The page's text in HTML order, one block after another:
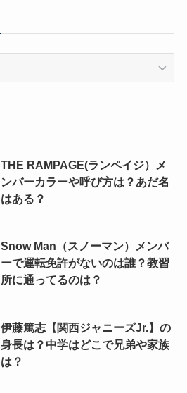
THE RAMPAGE(ランペイジ）メ
ンバーカラーや呼び方は？あだ名
はある？
Snow Man（スノーマン）メンバ
ーで運転免許がないのは誰？教習
所に通ってるのは？
伊藤篤志【関西ジャニーズJr.】の
身長は？中学はどこで兄弟や家族
は？